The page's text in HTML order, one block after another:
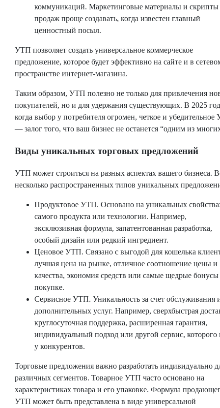
коммуникаций. Маркетинговые материалы и скрипты
продаж проще создавать, когда известен главный
ценностный посыл.
УТП позволяет создать универсальное коммерческое
предложение, которое будет эффективно на сайте и в
пространстве интернет-магазина.
Таким образом, УТП полезно не только для привлечения
покупателей, но и для удержания существующих. В 2025
когда выбор у потребителя огромен, четкое и
— залог того, что ваш бизнес не останется “одним из
Виды уникальных торговых предложений
УТП может строиться на разных аспектах вашего бизнеса.
несколько распространенных типов уникальных
Продуктовое УТП. Основано на уникальных
самого продукта или технологии. Например,
эксклюзивная формула, запатентованная разработка,
особый дизайн или редкий ингредиент.
Ценовое УТП. Связано с выгодой для кошелька
лучшая цена на рынке, отличное соотношение цены и
качества, экономия средств или самые щедрые
покупке.
Сервисное УТП. Уникальность за счет обслуживания
дополнительных услуг. Например, сверхбыстрая
круглосуточная поддержка, расширенная гарантия,
индивидуальный подход или другой сервис, которого
у конкурентов.
Торговые предложения важно разработать индивидуально
различных сегментов. Товарное УТП часто основано на
характеристиках товара и его упаковке. Формула
УТП может быть представлена в виде универсальной